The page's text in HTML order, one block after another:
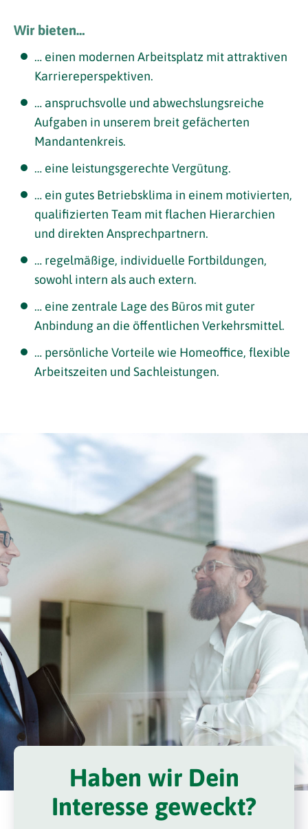
Wir bieten…
… einen modernen Arbeitsplatz mit attraktiven
Karriereperspektiven.
… anspruchsvolle und abwechslungsreiche
Aufgaben in unserem breit gefächerten
Mandantenkreis.
… eine leistungsgerechte Vergütung.
… ein gutes Betriebsklima in einem motivierten,
qualifizierten Team mit flachen Hierarchien
und direkten Ansprechpartnern.
… regelmäßige, individuelle Fortbildungen,
sowohl intern als auch extern.
… eine zentrale Lage des Büros mit guter
Anbindung an die öffentlichen Verkehrsmittel.
… persönliche Vorteile wie Homeoffice, flexible
Arbeitszeiten und Sachleistungen.
Haben wir Dein
Interesse geweckt?